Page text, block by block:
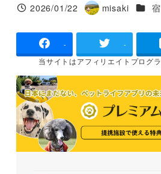
投稿日
2026/01/22
著
misaki 施設宿
- -
当サイトはアフィリエイトプログ